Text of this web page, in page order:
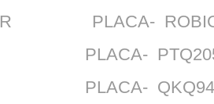
PLACA-
PLACA-
PLACA-